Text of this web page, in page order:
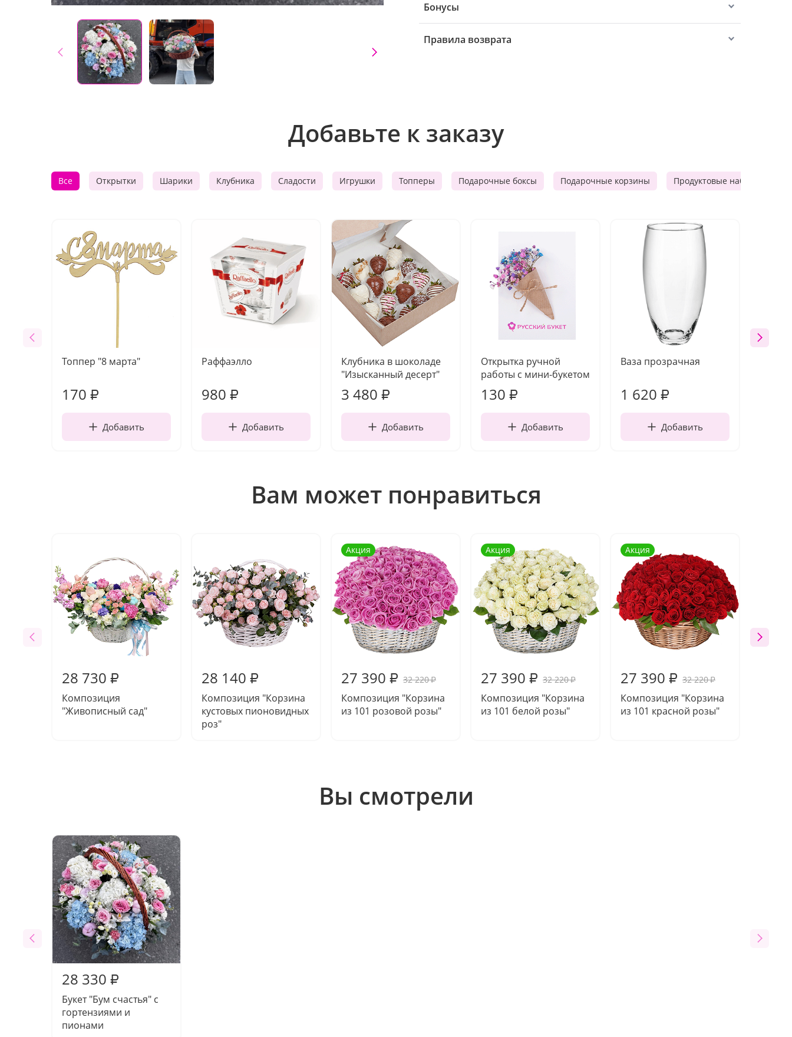
Бонусы
Правила возврата
Добавьте к заказу
Все Открытки Шарики Клубника Сладости Игрушки Топперы Подарочные боксы Подарочные корзины Продуктовые наборы
Топпер "8 марта"
170 ₽
Добавить
Раффаэлло
980 ₽
Добавить
Клубника в шоколаде
"Изысканный десерт"
3 480 ₽
Добавить
Открытка ручной
работы с мини-букетом
130 ₽
Добавить
Ваза прозрачная
1 620 ₽
Добавить
Вам может понравиться
28 730 ₽
Композиция
"Живописный сад"
28 140 ₽
Композиция "Корзина
кустовых пионовидных
роз"
Акция
27 390 ₽ 32 220₽
Композиция "Корзина
из 101 розовой розы"
Акция
27 390 ₽ 32 220₽
Композиция "Корзина
из 101 белой розы"
Акция
27 390 ₽ 32 220₽
Композиция "Корзина
из 101 красной розы"
Вы смотрели
28 330 ₽
Букет "Бум счастья" с
гортензиями и
пионами